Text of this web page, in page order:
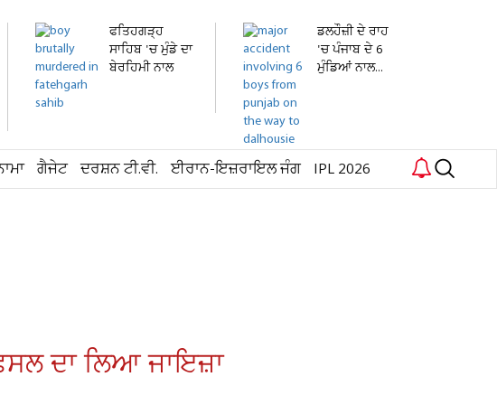
ਫਤਿਹਗੜ੍ਹ
ਸਾਹਿਬ 'ਚ ਮੁੰਡੇ ਦਾ
ਬੇਰਹਿਮੀ ਨਾਲ
ਡਲਹੌਜ਼ੀ ਦੇ ਰਾਹ
'ਚ ਪੰਜਾਬ ਦੇ 6
ਮੁੰਡਿਆਂ ਨਾਲ...
ਗੈਜੇਟ ਦਰਸ਼ਨ ਟੀ.ਵੀ. ਈਰਾਨ-ਇਜ਼ਰਾਇਲ ਜੰਗ IPL 2026
ਦਾ ਲਿਆ ਜਾਇਜ਼ਾ